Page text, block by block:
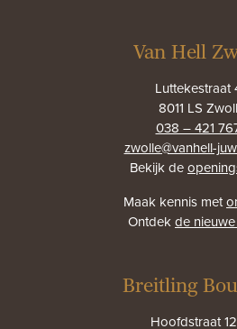
Van Hell
Luttekestraat
8011 LS
038 – 421
zwolle@vanhell-
Bekijk de
Maak kennis met
Ontdekde
Breitling
Hoofdstraat